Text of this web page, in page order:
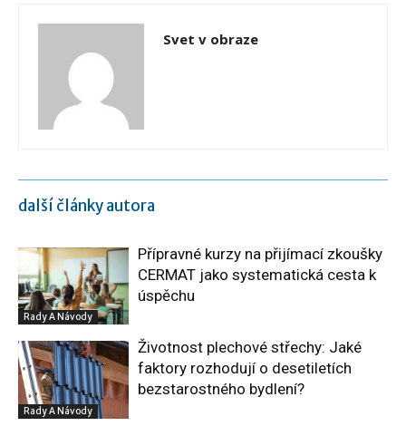
Svet v obraze
další články autora
Rady A Návody
Přípravné kurzy na přijímací zkoušky
CERMAT jako systematická cesta k
úspěchu
Rady A Návody
Životnost plechové střechy: Jaké
faktory rozhodují o desetiletích
bezstarostného bydlení?